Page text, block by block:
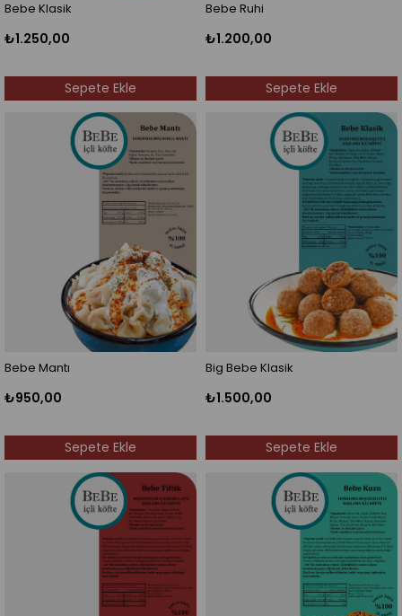
Bebe Klasik
₺1.250,00
Sepete Ekle
Bebe Ruhi
₺1.200,00
Sepete Ekle
Bebe Mantı
₺950,00
Sepete Ekle
Big Bebe Klasik
₺1.500,00
Sepete Ekle